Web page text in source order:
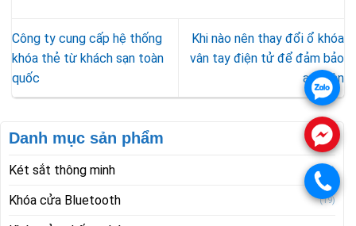
Công ty cung cấp hệ thống
khóa thẻ từ khách sạn toàn
quốc
Khi nào nên thay đổi ổ khóa
vân tay điện tử để đảm bảo
an toàn
Danh mục sản phẩm
Két sắt thông minh (8)
Khóa cửa Bluetooth (19)
.
.
.